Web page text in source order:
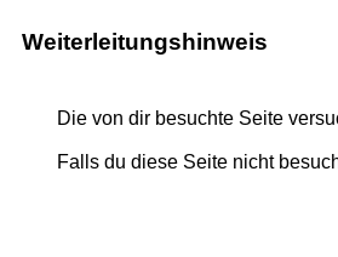
Weiterleitungshinweis
Die von dir besuchte Seite
Falls du diese Seite nicht